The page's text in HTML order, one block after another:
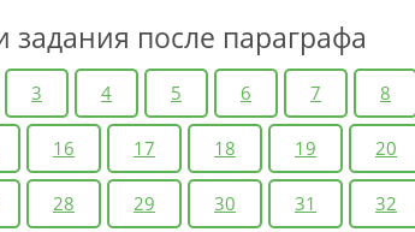
задания после параграфа
3 4 5 6 7 8
16 17 18 19 20
28 29 30 31 32